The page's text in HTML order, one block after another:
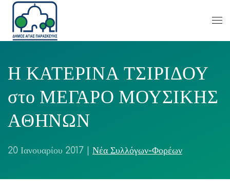
Η ΚΑΤΕΡΙΝΑ ΤΣΙΡΙΔΟΥ
στο ΜΕΓΑΡΟ ΜΟΥΣΙΚΗΣ
ΑΘΗΝΩΝ
20 Ιανουαρίου 2017 Νέα Συλλόγων-Φορέων